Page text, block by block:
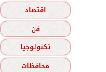
اقتصاد
فن
تكنولوجيا
محافظات